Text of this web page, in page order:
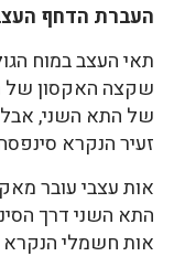
העברת הדחף
תאי העצב במוח
שקצה האקסון של
של התא השני, אבל
זעיר הנקרא
אות עצבי עובר
התא השני דרך
אות חשמלי הנקרא